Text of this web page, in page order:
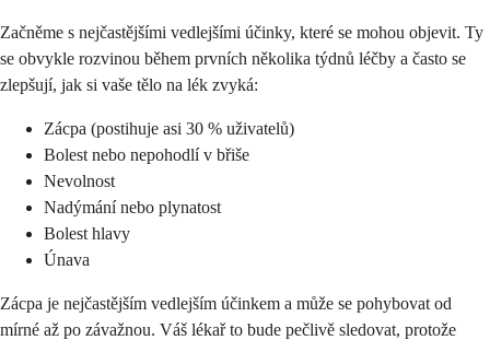
Začněme s nejčastějšími vedlejšími účinky, které se mohou objevit. Ty
se obvykle rozvinou během prvních několika týdnů léčby a často se
zlepšují, jak si vaše tělo na lék zvyká:
Zácpa (postihuje asi 30 % uživatelů)
Bolest nebo nepohodlí v břiše
Nevolnost
Nadýmání nebo plynatost
Bolest hlavy
Únava
Zácpa je nejčastějším vedlejším účinkem a může se pohybovat od
mírné až po závažnou. Váš lékař to bude pečlivě sledovat, protože